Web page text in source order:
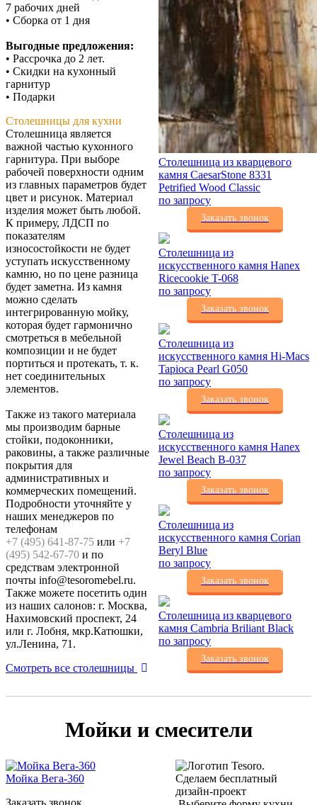
7 рабочих дней
• Сборка от 1 дня
Выгодные предложения:
• Рассрочка до 2 лет.
• Скидки на кухонный
гарнитур
• Подарки
Столешницы для кухни
Столешница является
важной частью кухонного
гарнитура. При выборе
рабочей поверхности одним
из главных параметров будет
цвет и рисунок. Материал
изделия может быть любой.
К примеру, ЛДСП по
показателям
износостойкости не будет
уступать искусственному
камню, но по цене разница
будет заметна. Из камня
можно сделать
интегрированную мойку,
которая будет гармонично
смотреться в мебельной
композиции и не будет
портиться и протекать, т. к.
нет соединительных
элементов.
Также из такого материала
мы производим барные
стойки, подоконники,
раковины, а также различные
покрытия для
административных и
коммерческих помещений.
Подробности уточняйте у
наших менеджеров по
телефонам
+7 (495) 641-87-75 или +7
(495) 542-67-70 и по
средствам электронной
почты info@tesoromebel.ru.
Также можете посетить один
из наших салонов: г. Москва,
Нахимовский проспект, 24
или г. Лобня, мкр.Катюшки,
ул.Ленина, 71.
Смотреть все столешницы
Столешница из кварцевого
камня CaesarStone 8331
Petrified Wood Classic
по запросу
Заказать звонок
Столешница из
искусственного камня Hanex
Ricecookie T-068
по запросу
Заказать звонок
Столешница из
искусственного камня Hi-Macs
Tapioca Pearl G050
по запросу
Заказать звонок
Столешница из
искусственного камня Hanex
Jewel Beach B-037
по запросу
Заказать звонок
Столешница из
искусственного камня Corian
Beryl Blue
по запросу
Заказать звонок
Столешница из кварцевого
камня Cambria Briliant Black
по запросу
Заказать звонок
Мойки и смесители
Мойка Вега-360
Заказать звонок
Сделаем бесплатный
дизайн-проект